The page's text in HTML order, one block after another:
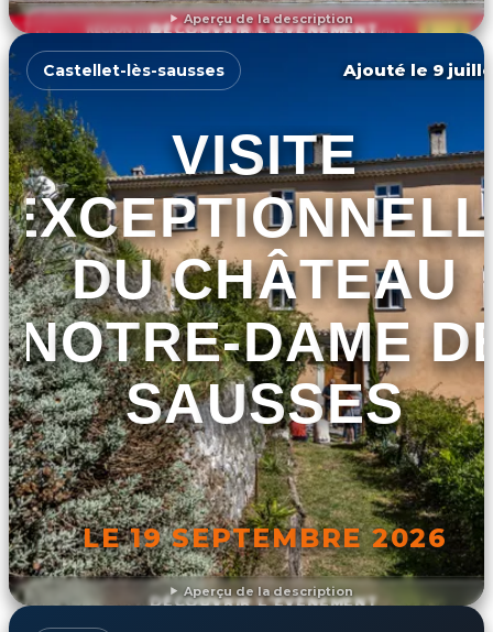
Aperçu de la description
DÉCOUVRIR L'ÉVÉNEMENT
Aperçu de la description
Castellet-lès-sausses Ajouté le 9
VISITE
DU CHÂTEAU
NOTRE-DAME
SAUSSES
LE 19 SEPTEMBRE 2026
DÉCOUVRIR L'ÉVÉNEMENT